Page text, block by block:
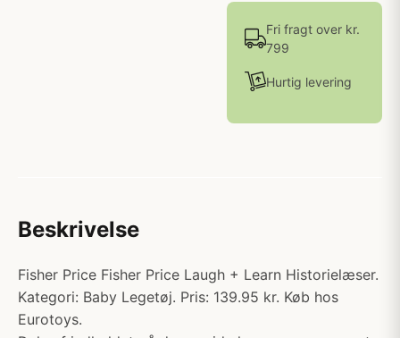
Fri fragt over kr.
799
Hurtig levering
Beskrivelse
Fisher Price Fisher Price Laugh + Learn Historielæser.
Kategori: Baby Legetøj. Pris: 139.95 kr. Køb hos
Eurotoys.